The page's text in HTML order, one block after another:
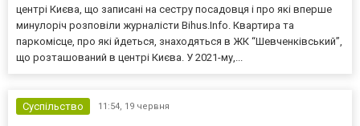
центрі Києва, що записані на сестру посадовця і про які вперше
минулоріч розповіли журналісти Bihus.Info. Квартира та
паркомісце, про які йдеться, знаходяться в ЖК “Шевченківський”,
що розташований в центрі Києва. У 2021-му,...
Суспільство 11:54, 19 червня